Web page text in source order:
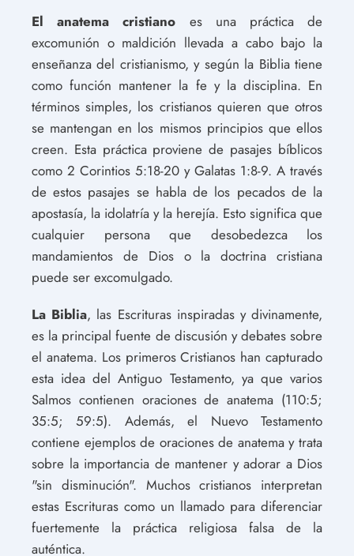
El anatema cristiano es una práctica de
excomunión o maldición llevada a cabo bajo la
enseñanza del cristianismo, y según la Biblia tiene
como función mantener la fe y la disciplina. En
términos simples, los cristianos quieren que otros
se mantengan en los mismos principios que ellos
creen. Esta práctica proviene de pasajes bíblicos
como 2 Corintios 5:18-20 y Galatas 1:8-9. A través
de estos pasajes se habla de los pecados de la
apostasía, la idolatría y la herejía. Esto significa que
cualquier persona que desobedezca los
mandamientos de Dios o la doctrina cristiana
puede ser excomulgado.
La Biblia, las Escrituras inspiradas y divinamente,
es la principal fuente de discusión y debates sobre
el anatema. Los primeros Cristianos han capturado
esta idea del Antiguo Testamento, ya que varios
Salmos contienen oraciones de anatema (110:5;
35:5; 59:5). Además, el Nuevo Testamento
contiene ejemplos de oraciones de anatema y trata
sobre la importancia de mantener y adorar a Dios
"sin disminución". Muchos cristianos interpretan
estas Escrituras como un llamado para diferenciar
fuertemente la práctica religiosa falsa de la
auténtica.